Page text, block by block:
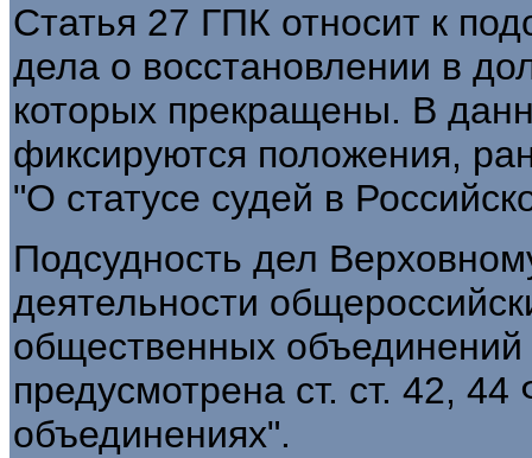
Статья 27 ГПК относит к
дела о восстановлении в
которых прекращены. В
фиксируются положения,
"О статусе судей в
Подсудность дел
деятельности
общественных объединений
предусмотрена ст. ст. 42,
объединениях".